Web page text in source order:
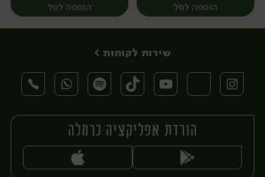
הוספה לסל
יח׳
הוספה לסל
מארז
שירות לקוחות >
הורדת אפליקציה כרמלה